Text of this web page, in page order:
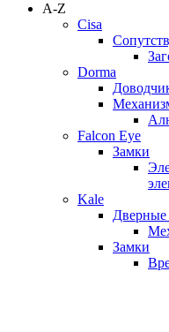
A-Z
Cisa
Dorma
Falcon Eye
Замки
Kale
Дверные
Замки